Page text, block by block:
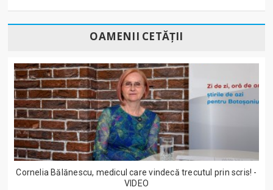
OAMENII CETĂȚII
Cornelia Bălănescu, medicul care vindecă trecutul prin scris! -
VIDEO